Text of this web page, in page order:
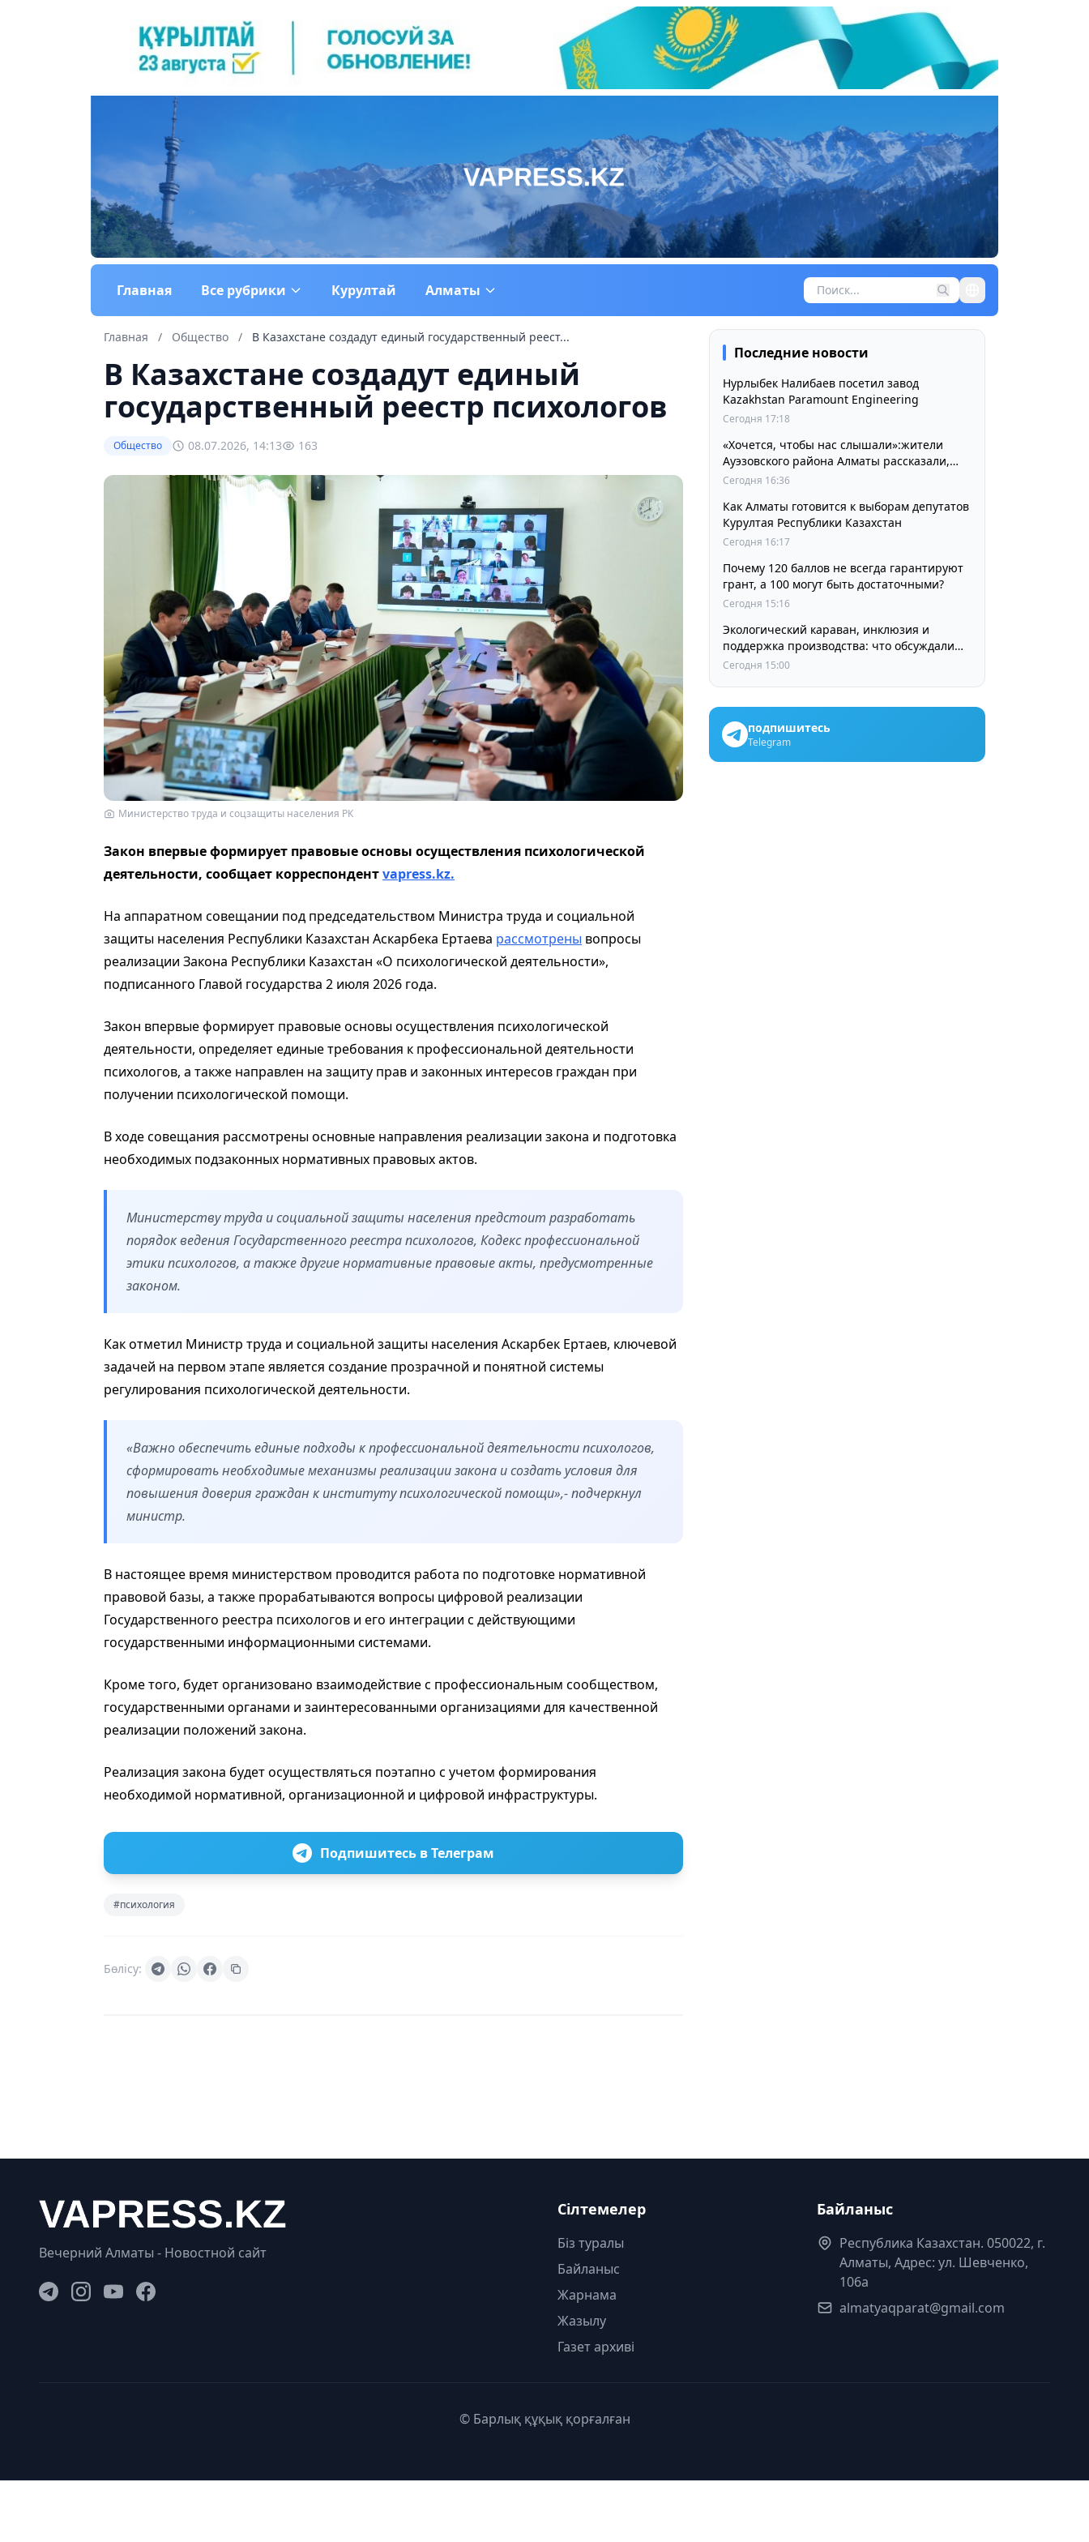
Главная Все рубрики Курултай Алматы
Главная / Общество / В Казахстане создадут единый государственный реест...
В Казахстане создадут единый
государственный реестр психологов
Общество 08.07.2026, 14:13 163
Министерство труда и соцзащиты населения РК
Закон впервые формирует правовые основы осуществления психологической
деятельности, сообщает корреспондентvapress.kz.
На аппаратном совещании под председательством Министра труда и социальной
защиты населения Республики Казахстан Аскарбека Ертаева рассмотрены вопросы
реализации Закона Республики Казахстан «О психологической деятельности»,
подписанного Главой государства 2 июля 2026 года.
Закон впервые формирует правовые основы осуществления психологической
деятельности, определяет единые требования к профессиональной деятельности
психологов, а также направлен на защиту прав и законных интересов граждан при
получении психологической помощи.
В ходе совещания рассмотрены основные направления реализации закона и подготовка
необходимых подзаконных нормативных правовых актов.
Министерству труда и социальной защиты населения предстоит разработать
порядок ведения Государственного реестра психологов, Кодекс профессиональной
этики психологов, а также другие нормативные правовые акты, предусмотренные
законом.
Как отметил Министр труда и социальной защиты населения Аскарбек Ертаев, ключевой
задачей на первом этапе является создание прозрачной и понятной системы
регулирования психологической деятельности.
«Важно обеспечить единые подходы к профессиональной деятельности психологов,
сформировать необходимые механизмы реализации закона и создать условия для
повышения доверия граждан к институту психологической помощи»,- подчеркнул
министр.
В настоящее время министерством проводится работа по подготовке нормативной
правовой базы, а также прорабатываются вопросы цифровой реализации
Государственного реестра психологов и его интеграции с действующими
государственными информационными системами.
Кроме того, будет организовано взаимодействие с профессиональным сообществом,
государственными органами и заинтересованными организациями для качественной
реализации положений закона.
Реализация закона будет осуществляться поэтапно с учетом формирования
необходимой нормативной, организационной и цифровой инфраструктуры.
Подпишитесь в Телеграм
#психология
Бөлісу:
Последние новости
Нурлыбек Налибаев посетил завод
Kazakhstan Paramount Engineering
Сегодня 17:18
«Хочется, чтобы нас слышали»:жители
Ауэзовского района Алматы рассказали,
чего ждут от выборов депутатов Курултая
Сегодня 16:36
Как Алматы готовится к выборам депутатов
Курултая Республики Казахстан
Сегодня 16:17
Почему 120 баллов не всегда гарантируют
грант, а 100 могут быть достаточными?
Сегодня 15:16
Экологический караван, инклюзия и
поддержка производства: что обсуждали
партии в регионах
Сегодня 15:00
подпишитесь
Telegram
Вечерний Алматы - Новостной сайт
Сілтемелер
Біз туралы
Байланыс
Жарнама
Жазылу
Газет архиві
Байланыс
Республика Казахстан. 050022, г.
Алматы, Адрес: ул. Шевченко,
106а
almatyaqparat@gmail.com
© Барлық құқық қорғалған